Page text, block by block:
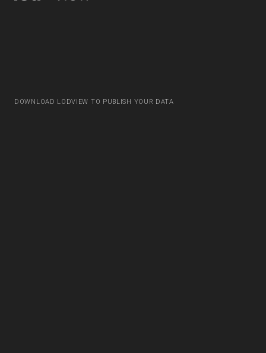
DOWNLOAD LODVIEW TO PUBLISH YOUR DATA